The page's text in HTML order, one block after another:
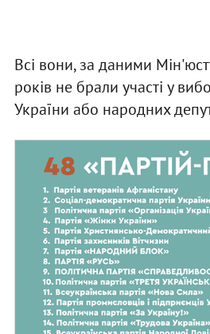
Всі вони, за даними
років не брали участі у
України або народних